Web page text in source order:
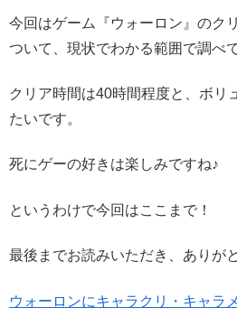
今回はゲーム『ウォーロン』のク
ついて、現状でわかる範囲で調べ
クリア時間は40時間程度と、ボリ
たいです。
死にゲーの好きは楽しみですね♪
というわけで今回はここまで！
最後までお読みいただき、ありが
ウォーロンにキャラクリ・キャラ